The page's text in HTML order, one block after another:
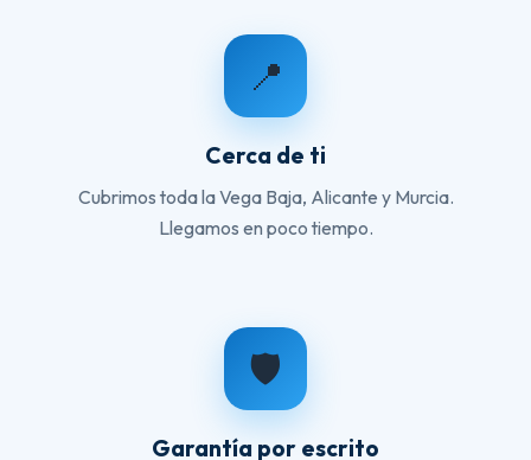
📍
Cerca de ti
Cubrimos toda la Vega Baja, Alicante y Murcia.
Llegamos en poco tiempo.
🛡️
Garantía por escrito